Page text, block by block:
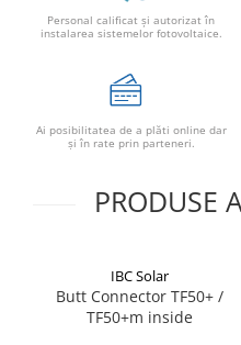
Personal calificat şi autorizat în
instalarea sistemelor fotovoltaice.
Ai posibilitatea de a plăti online dar
şi în rate prin parteneri.
PRODUSE
IBC Solar
Butt Connector TF50+ /
TF50+m inside